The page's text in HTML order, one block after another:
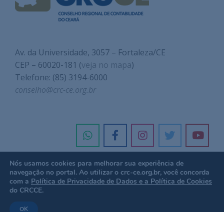
Av. da Universidade, 3057 – Fortaleza/CE
CEP – 60020-181 (veja no mapa)
Telefone: (85) 3194-6000
conselho@crc-ce.org.br
Nós usamos cookies para melhorar sua experiência de
navegação no portal. Ao utilizar o crc-ce.org.br, você concorda
com a Política de Privacidade de Dados e a Política de Cookies
do CRCCE.
OK